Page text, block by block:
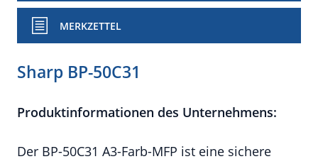
MERKZETTEL
Sharp BP-50C31
Produktinformationen des Unternehmens:
Der BP-50C31 A3-Farb-MFP ist eine sichere